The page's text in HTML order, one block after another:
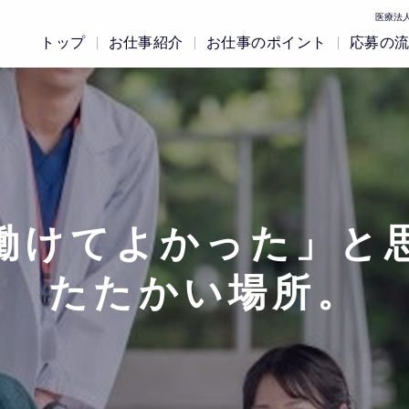
医療法
トップ お仕事紹介 お仕事のポイント 応募の
けてよかった」と
たたかい場所。